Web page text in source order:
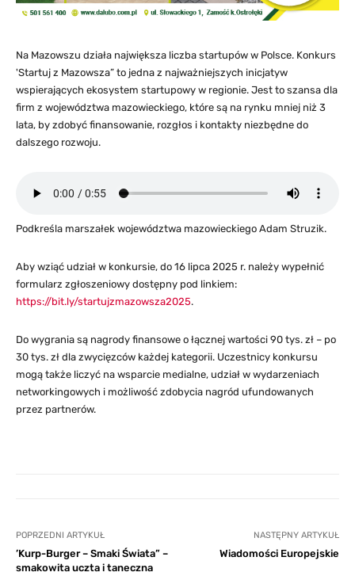
Na Mazowszu działa największa liczba startupów w Polsce. Konkurs
'Startuj z Mazowsza” to jedna z najważniejszych inicjatyw
wspierających ekosystem startupowy w regionie. Jest to szansa dla
firm z województwa mazowieckiego, które są na rynku mniej niż 3
lata, by zdobyć finansowanie, rozgłos i kontakty niezbędne do
dalszego rozwoju.
Podkreśla marszałek województwa mazowieckiego Adam Struzik.
Aby wziąć udział w konkursie, do 16 lipca 2025 r. należy wypełnić
formularz zgłoszeniowy dostępny pod linkiem:
https://bit.ly/startujzmazowsza2025.
Do wygrania są nagrody finansowe o łącznej wartości 90 tys. zł – po
30 tys. zł dla zwycięzców każdej kategorii. Uczestnicy konkursu
mogą także liczyć na wsparcie medialne, udział w wydarzeniach
networkingowych i możliwość zdobycia nagród ufundowanych
przez partnerów.
POPRZEDNI ARTYKUŁ
’Kurp-Burger – Smaki Świata” –
smakowita uczta i taneczna
NASTĘPNY ARTYKUŁ
Wiadomości Europejskie